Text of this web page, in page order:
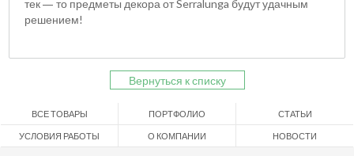
тек — то предметы декора от Serralunga будут удачным
решением!
Вернуться к списку
ВСЕ ТОВАРЫ ПОРТФОЛИО СТАТЬИ
УСЛОВИЯ РАБОТЫ О КОМПАНИИ НОВОСТИ